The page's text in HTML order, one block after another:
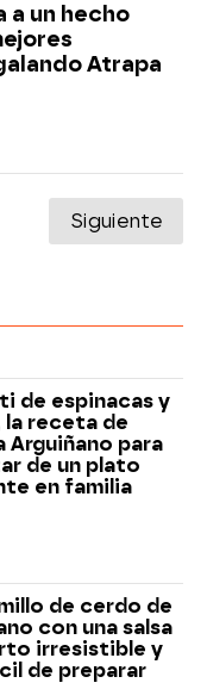
a un hecho
Atrapa
Siguiente
de espinacas y
receta de
Arguiñano para
de un plato
en familia
de cerdo de
con una salsa
irresistible y
de preparar